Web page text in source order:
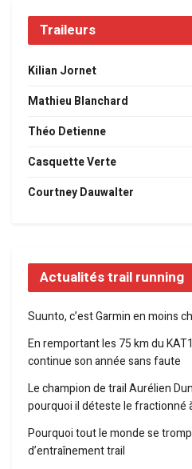
Traileurs
Kilian Jornet
Mathieu Blanchard
Théo Detienne
Casquette Verte
Courtney Dauwalter
Actualités trail running
Suunto, c’est Garmin en moins
En remportant les 75 km du
continue son année sans faute
Le champion de trail Aurélien
pourquoi il déteste le fractionné
Pourquoi tout le monde se
d’entraînement trail